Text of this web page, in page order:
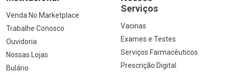
Venda No Marketplace
Trabalhe Conosco
Ouvidoria
Nossas Lojas
Bulário
Serviços
Vacinas
Exames e Testes
Serviços Farmacêuticos
Prescrição Digital